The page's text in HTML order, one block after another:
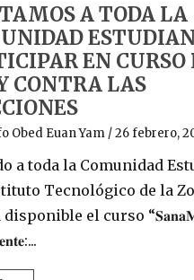
A TODA LA
EN CURSO
CONTRA LAS
Obed Euan Yam / 26 febrero,
a toda la Comunidad
Tecnológico de la
disponible el curso